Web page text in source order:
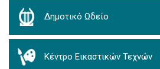
Δημοτικό Ωδείο
Κέντρο Εικαστικών Τεχνών